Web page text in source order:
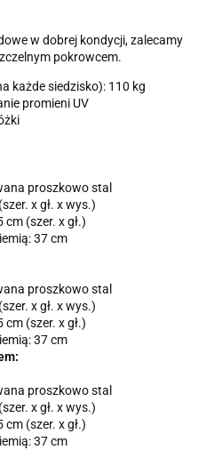
w dobrej kondycji, zalecamy
pokrowcem.
każde siedzisko): 110 kg
promieni UV
proszkowo stal
x gł. x wys.)
(szer. x gł.)
37 cm
proszkowo stal
x gł. x wys.)
(szer. x gł.)
37 cm
proszkowo stal
x gł. x wys.)
(szer. x gł.)
37 cm